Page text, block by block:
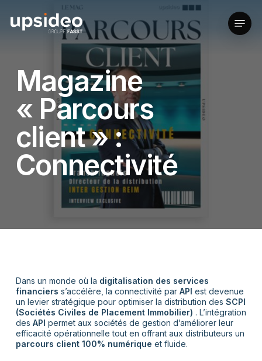
main
Menu
Magazine
« Parcours
client » :
Connectivité
Dans un monde où la digitalisation des services
financiers s’accélère, la connectivité par API est devenue
un levier stratégique pour optimiser la distribution des SCPI
(Sociétés Civiles de Placement Immobilier) . L’intégration
des API permet aux sociétés de gestion d’améliorer leur
efficacité opérationnelle tout en offrant aux distributeurs un
parcours client 100% numérique et fluide.